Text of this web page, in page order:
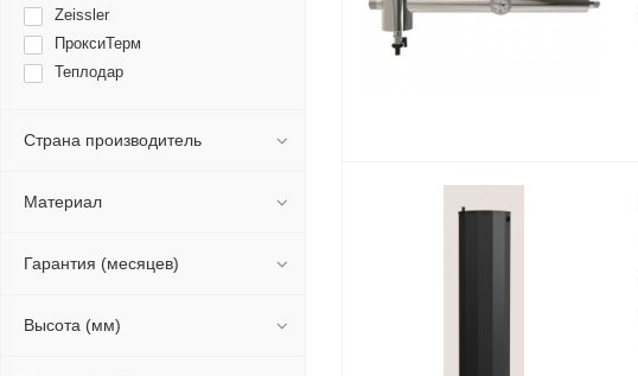
Zeissler
ПроксиТерм
Теплодар
Страна производитель
Материал
Гарантия (месяцев)
Высота (мм)